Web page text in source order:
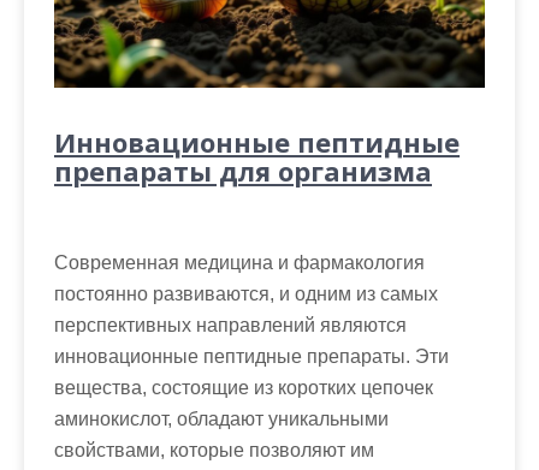
Инновационные пептидные
препараты для организма
Современная медицина и фармакология
постоянно развиваются, и одним из самых
перспективных направлений являются
инновационные пептидные препараты. Эти
вещества, состоящие из коротких цепочек
аминокислот, обладают уникальными
свойствами, которые позволяют им